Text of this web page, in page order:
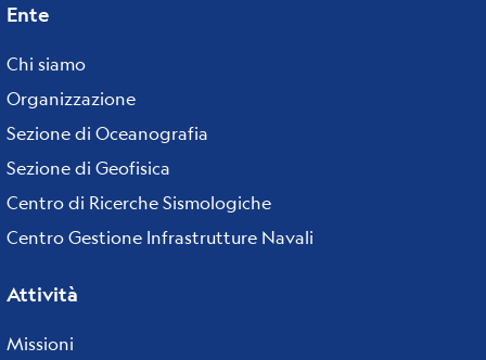
Footer
menu
Ente
Chi siamo
Organizzazione
Sezione di Oceanografia
Sezione di Geofisica
Centro di Ricerche Sismologiche
Centro Gestione Infrastrutture Navali
Attività
Missioni